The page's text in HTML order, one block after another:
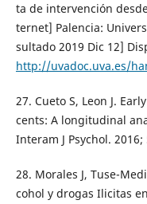
ta de intervención
ternet] Palencia:
sultado 2019 Dic 12]
http://uvadoc.uva.es/
27. Cueto S, Leon J.
cents: A longitudinal
Interam J Psychol. 2016;
28. Morales J, Tuse-
cohol y drogas Ilicitas